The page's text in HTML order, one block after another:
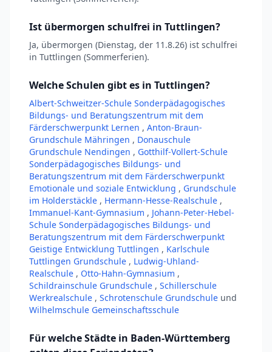
Ist übermorgen schulfrei in Tuttlingen?
Ja, übermorgen (Dienstag, der 11.8.26) ist schulfrei
in Tuttlingen (Sommerferien).
Welche Schulen gibt es in Tuttlingen?
Albert-Schweitzer-Schule Sonderpädagogisches
Bildungs- und Beratungszentrum mit dem
Färderschwerpunkt Lernen , Anton-Braun-
Grundschule Mähringen , Donauschule
Grundschule Nendingen , Gotthilf-Vollert-Schule
Sonderpädagogisches Bildungs- und
Beratungszentrum mit dem Färderschwerpunkt
Emotionale und soziale Entwicklung , Grundschule
im Holderstäckle , Hermann-Hesse-Realschule ,
Immanuel-Kant-Gymnasium , Johann-Peter-Hebel-
Schule Sonderpädagogisches Bildungs- und
Beratungszentrum mit dem Färderschwerpunkt
Geistige Entwicklung Tuttlingen , Karlschule
Tuttlingen Grundschule , Ludwig-Uhland-
Realschule , Otto-Hahn-Gymnasium ,
Schildrainschule Grundschule , Schillerschule
Werkrealschule , Schrotenschule Grundschule und
Wilhelmschule Gemeinschaftsschule
Für welche Städte in Baden-Württemberg